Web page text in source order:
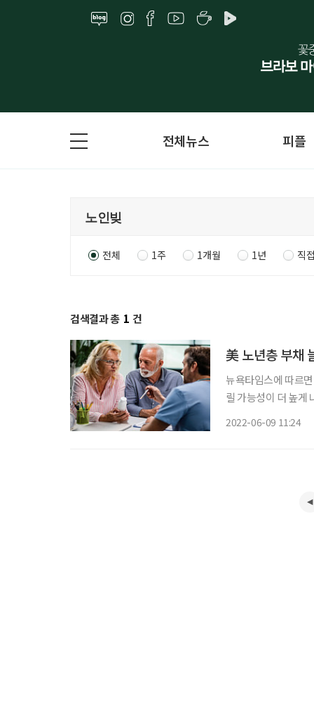
전체뉴스 피플
전체 1주 1개월 1년 직
검색결과 총 1 건
美 노년층 부채
뉴욕타임스에 따르
릴 가능성이 더 높게
2022-06-09 11:24